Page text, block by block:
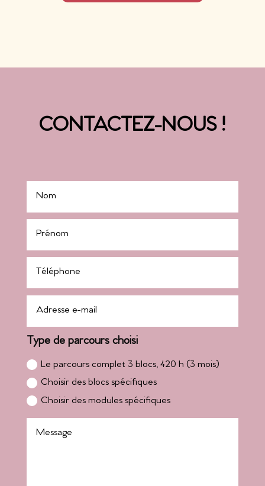
CONTACTEZ-NOUS !
Type de parcours choisi
Le parcours complet 3 blocs, 420 h (3 mois)
Choisir des blocs spécifiques
Choisir des modules spécifiques